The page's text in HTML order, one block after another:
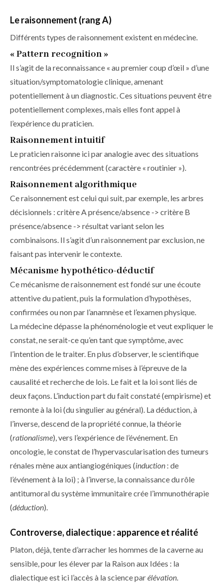
Le raisonnement (rang A)
Différents types de raisonnement existent en médecine.
« Pattern recognition »
Il s’agit de la reconnaissance « au premier coup d’œil » d’une
situation/symptomatologie clinique, amenant
potentiellement à un diagnostic. Ces situations peuvent être
potentiellement complexes, mais elles font appel à
l’expérience du praticien.
Raisonnement intuitif
Le praticien raisonne ici par analogie avec des situations
rencontrées précédemment (caractère « routinier »).
Raisonnement algorithmique
Ce raisonnement est celui qui suit, par exemple, les arbres
décisionnels : critère A présence/absence -> critère B
présence/absence -> résultat variant selon les
combinaisons. Il s’agit d’un raisonnement par exclusion, ne
faisant pas intervenir le contexte.
Mécanisme hypothético-déductif
Ce mécanisme de raisonnement est fondé sur une écoute
attentive du patient, puis la formulation d’hypo­thèses,
confirmées ou non par l’anamnèse et l’examen physique.
La médecine dépasse la phénoménologie et veut expliquer le
constat, ne serait-ce qu’en tant que symptôme, avec
l’intention de le traiter. En plus d’observer, le scientifique
mène des expériences comme mises à l’épreuve de la
causalité et recherche de lois. Le fait et la loi sont liés de
deux façons. L’induction part du fait constaté (empirisme) et
remonte à la loi (du singulier au général). La déduction, à
l’inverse, descend de la propriété connue, la théorie
(rationalisme), vers l’expérience de l’événement. En
oncologie, le constat de l’hypervascularisation des tumeurs
rénales mène aux antiangiogéniques (induction : de
l’événement à la loi) ; à l’inverse, la connaissance du rôle
antitumoral du système immunitaire crée l’immunothérapie
(déduction).
Controverse, dialectique : apparence et réalité
Platon, déjà, tente d’arracher les hommes de la caverne au
sensible, pour les élever par la Raison aux Idées : la
dialectique est ici l’accès à la science parélévation.